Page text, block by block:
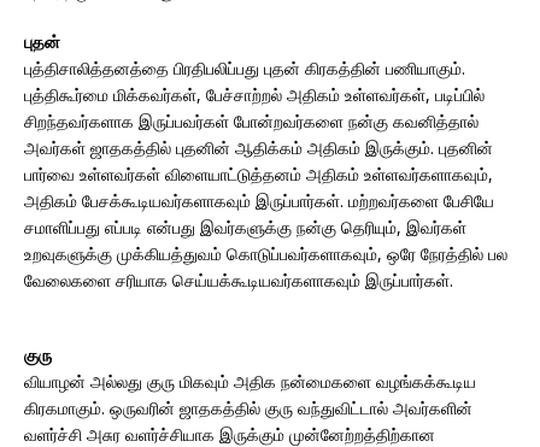
புதன்
புத்திசாலித்தனத்தை பிரதிபலிப்பது புதன் கிரகத்தின் பணியாகும்.
புத்திகூர்மை மிக்கவர்கள், பேச்சாற்றல் அதிகம் உள்ளவர்கள், படிப்பில்
சிறந்தவர்களாக இருப்பவர்கள் போன்றவர்களை நன்கு கவனித்தால்
அவர்கள் ஜாதகத்தில் புதனின் ஆதிக்கம் அதிகம் இருக்கும். புதனின்
பார்வை உள்ளவர்கள் விளையாட்டுத்தனம் அதிகம் உள்ளவர்களாகவும்,
அதிகம் பேசக்கூடியவர்களாகவும் இருப்பார்கள். மற்றவர்களை பேசியே
சமாளிப்பது எப்படி என்பது இவர்களுக்கு நன்கு தெரியும், இவர்கள்
உறவுகளுக்கு முக்கியத்துவம் கொடுப்பவர்களாகவும், ஒரே நேரத்தில் பல
வேலைகளை சரியாக செய்யக்கூடியவர்களாகவும் இருப்பார்கள்.
குரு
வியாழன் அல்லது குரு மிகவும் அதிக நன்மைகளை வழங்கக்கூடிய
கிரகமாகும். ஒருவரின் ஜாதகத்தில் குரு வந்துவிட்டால் அவர்களின்
வளர்ச்சி அசுர வளர்ச்சியாக இருக்கும் முன்னேற்றத்திற்கான